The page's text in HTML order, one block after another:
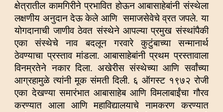
क्षेत्रातील कामगिरीने प्रभावित होऊन आबासाहेबांनी संस्थेला
लक्षणीय अनुदान देऊ केले आणि समाजसेवेचे व्रत जपले. या
योगदानाची जाणीव ठेवत संस्थेने आपल्या प्रमुख संस्थांपैकी
एका संस्थेचे नाव बदलून गरवारे कुटुंबाच्या सन्मानार्थ
ठेवण्याचा प्रस्ताव मांडला. आबासाहेबांनी प्रथम प्रस्तावाला
विनम्रतेने नकार दिला. अखेरीस संस्थेच्या आणि सर्वांच्या
आग्रहामुळे त्यांनी मूक संमती दिली. ६ ऑगस्ट १९७२ रोजी
एका देखण्या समारंभात आबासाहेब आणि विमलाबाईंचा गौरव
करण्यात आला आणि महाविद्यालयाचे नामकरण करण्यात